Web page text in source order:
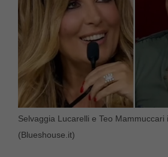
Selvaggia Lucarelli e Teo Mammuccari
(Blueshouse.it)